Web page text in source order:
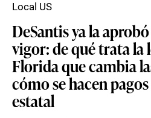
DeSantis ya la
vigor: de qué trata la
Florida que cambia
cómo se hacen
estatal
Local US